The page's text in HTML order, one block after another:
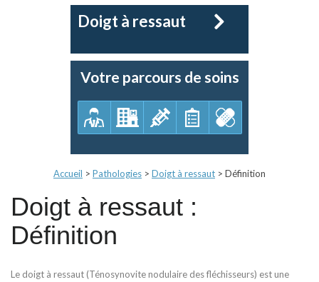
Doigt à ressaut
Votre parcours de soins
Accueil > Pathologies > Doigt à ressaut > Définition
Doigt à ressaut :
Définition
Le doigt à ressaut (Ténosynovite nodulaire des fléchisseurs) est une